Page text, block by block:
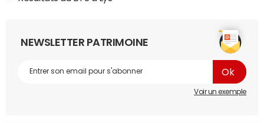
NEWSLETTER PATRIMOINE
Voir un exemple